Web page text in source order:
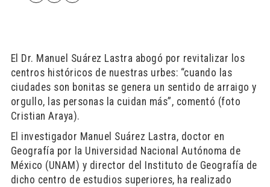
El Dr. Manuel Suárez Lastra abogó por revitalizar los
centros históricos de nuestras urbes: “cuando las
ciudades son bonitas se genera un sentido de arraigo y
orgullo, las personas la cuidan más”, comentó (foto
Cristian Araya).
El investigador Manuel Suárez Lastra, doctor en
Geografía por la Universidad Nacional Autónoma de
México (UNAM) y director del Instituto de Geografía de
dicho centro de estudios superiores, ha realizado